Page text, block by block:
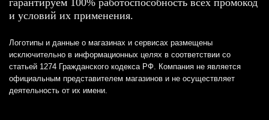
гарантируем 100% работоспособность всех промокод
и условий их применения.
Логотипы и данные о магазинах и сервисах размещены
исключительно в информационных целях в соответствии со
статьей 1274 Гражданского кодекса РФ. Компания не является
официальным представителем магазинов и не осуществляет
деятельность от их имени.